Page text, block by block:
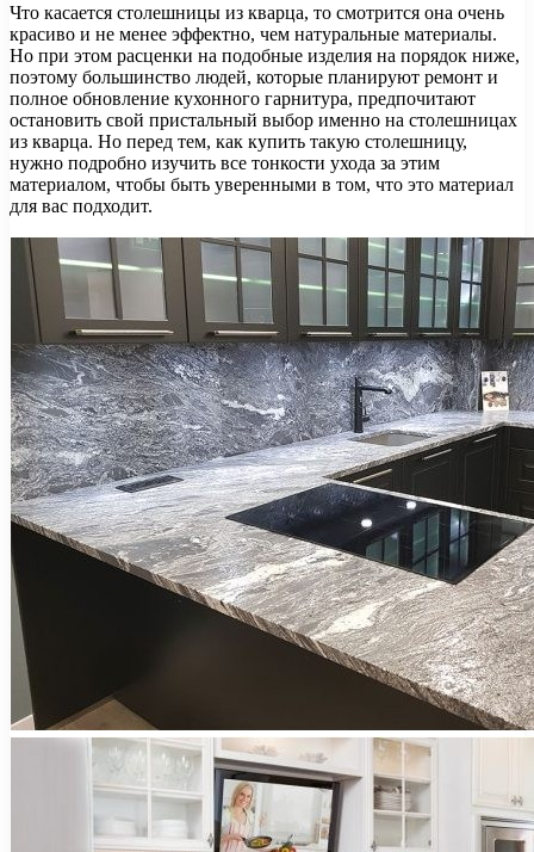
Что касается столешницы из кварца, то смотрится она очень
красиво и не менее эффектно, чем натуральные материалы.
Но при этом расценки на подобные изделия на порядок ниже,
поэтому большинство людей, которые планируют ремонт и
полное обновление кухонного гарнитура, предпочитают
остановить свой пристальный выбор именно на столешницах
из кварца. Но перед тем, как купить такую столешницу,
нужно подробно изучить все тонкости ухода за этим
материалом, чтобы быть уверенными в том, что это материал
для вас подходит.